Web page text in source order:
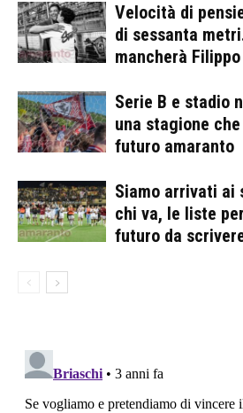
Velocità di
di sessanta
mancherà
Serie B e stadio
una stagione
futuro amaranto
Siamo arrivati ai
chi va, le liste
futuro da